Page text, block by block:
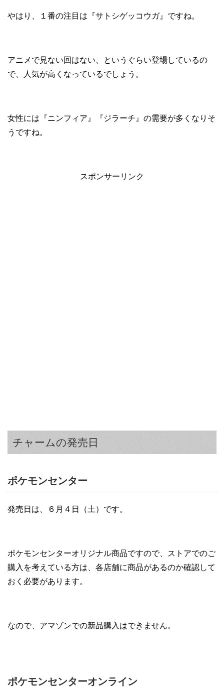
やはり、１番の注目は『サトシゲッコウガ』ですね。
アニメで見ない回はない、というぐらい登場しているの
で、人気が高くなっているでしょう。
女性には『ニンフィア』『ジラーチ』の需要が多くなりそ
うですね。
スポンサーリンク
チャームの発売日
ポケモンセンター
発売日は、６月４日（土）です。
ポケモンセンターオリジナル商品ですので、ストアでのご
購入を考えている方は、各店舗に商品があるのか確認して
おく必要があります。
なので、アマゾンでの新品購入はできません。
ポケモンセンターオンライン